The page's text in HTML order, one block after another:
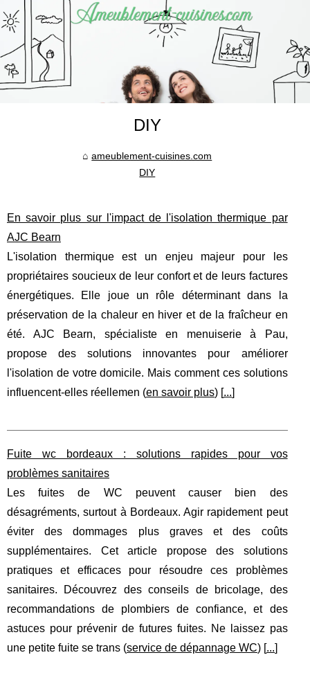
DIY
ameublement-cuisines.com
DIY
En savoir plus sur l'impact de l'isolation thermique par
AJC Bearn
L'isolation thermique est un enjeu majeur pour les
propriétaires soucieux de leur confort et de leurs factures
énergétiques. Elle joue un rôle déterminant dans la
préservation de la chaleur en hiver et de la fraîcheur en
été. AJC Bearn, spécialiste en menuiserie à Pau,
propose des solutions innovantes pour améliorer
l'isolation de votre domicile. Mais comment ces solutions
influencent-elles réellemen (en savoir plus) [...]
Fuite wc bordeaux : solutions rapides pour vos
problèmes sanitaires
Les fuites de WC peuvent causer bien des
désagréments, surtout à Bordeaux. Agir rapidement peut
éviter des dommages plus graves et des coûts
supplémentaires. Cet article propose des solutions
pratiques et efficaces pour résoudre ces problèmes
sanitaires. Découvrez des conseils de bricolage, des
recommandations de plombiers de confiance, et des
astuces pour prévenir de futures fuites. Ne laissez pas
une petite fuite se trans (service de dépannage WC) [...]